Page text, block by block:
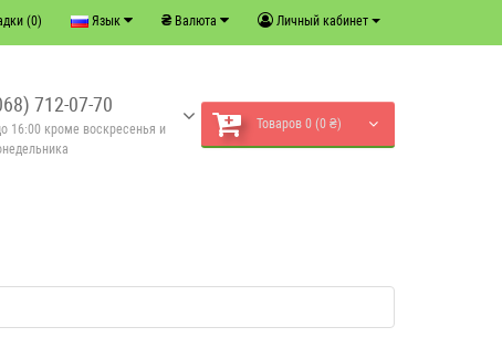
Личный кабинет
₴ Валюта
Язык
(0)
712-07-70
16:00 кроме воскресенья и
Товаров 0 (0 ₴)